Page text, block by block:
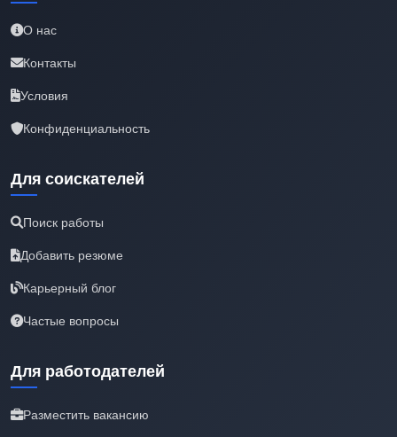
О нас
Контакты
Условия
Конфиденциальность
Для соискателей
Поиск работы
Добавить резюме
Карьерный блог
Частые вопросы
Для работодателей
Разместить вакансию